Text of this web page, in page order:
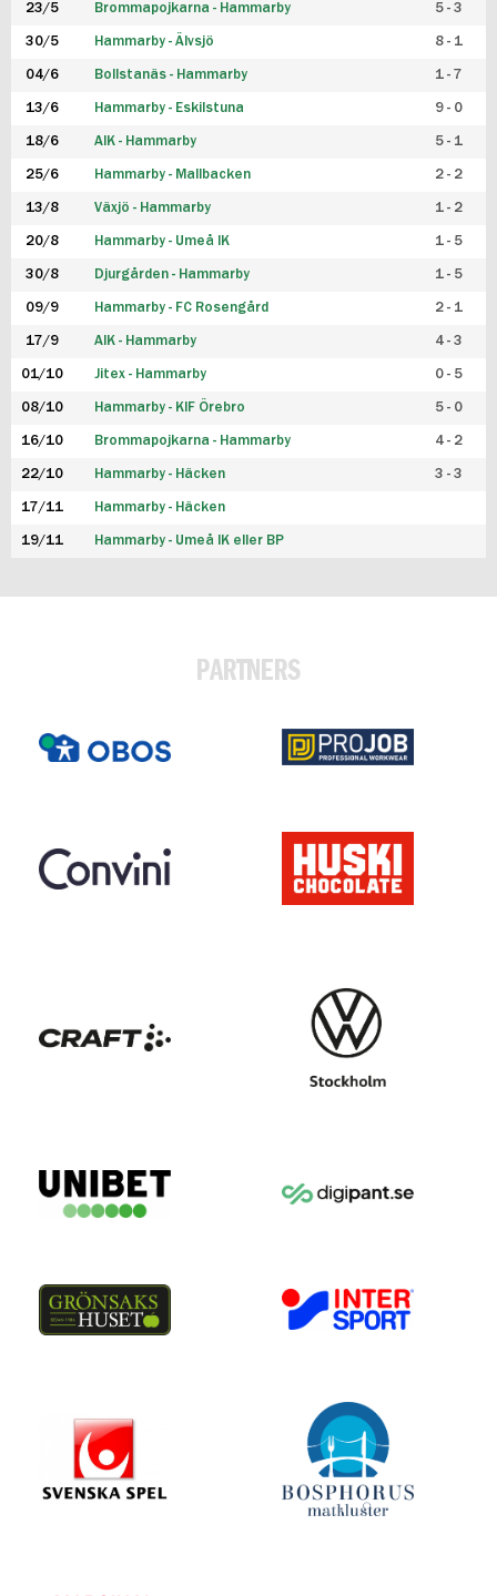
23/5 Brommapojkarna - Hammarby 5 - 3
30/5 Hammarby - Älvsjö 8 - 1
04/6 Bollstanäs - Hammarby 1 - 7
13/6 Hammarby - Eskilstuna 9 - 0
18/6 AIK - Hammarby 5 - 1
25/6 Hammarby - Mallbacken 2 - 2
13/8 Växjö - Hammarby 1 - 2
20/8 Hammarby - Umeå IK 1 - 5
30/8 Djurgården - Hammarby 1 - 5
09/9 Hammarby - FC Rosengård 2 - 1
17/9 AIK - Hammarby 4 - 3
01/10 Jitex - Hammarby 0 - 5
08/10 Hammarby - KIF Örebro 5 - 0
16/10 Brommapojkarna - Hammarby 4 - 2
22/10 Hammarby - Häcken 3 - 3
17/11 Hammarby - Häcken
19/11 Hammarby - Umeå IK eller BP
PARTNERS